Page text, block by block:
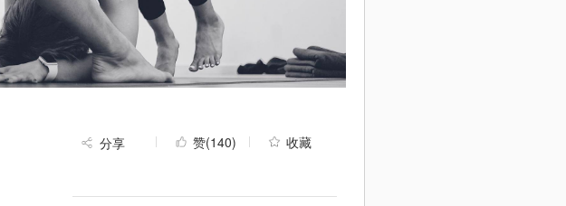
分享 赞(140) 收藏